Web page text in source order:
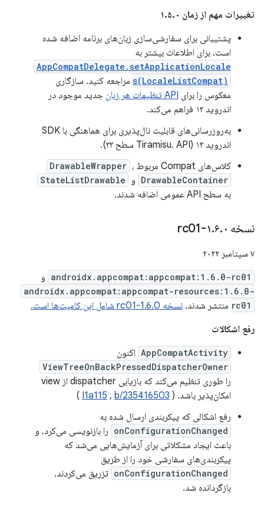
تغییرات مهم از زمان ۱.۵.۰
پشتیبانی برای سفارشی‌سازی زبان‌های برنامه اضافه شده
است. برای اطلاعات بیشتر به
AppCompatDelegate.setApplicationLocale
s(LocaleListCompat) مراجعه کنید. سازگاری
معکوس را برای API تنظیمات هر زبان
جدید موجود در
اندروید ۱۳ فراهم می‌کند.
به‌روزرسانی‌های قابلیت نال‌پذیری برای هماهنگی با SDK
اندروید ۱۳ (Tiramisu، API سطح ۳۳).
کلاس‌های Compat مربوط
DrawableWrapper ،
DrawableContainer و StateListDrawable
به سطح API عمومی اضافه شدند.
نسخه ۱ .۶.۰-rc01
۷ سپتامبر ۲۰۲۲
androidx.appcompat:appcompat:1.6.0-rc01 و
androidx.appcompat:appcompat-resources:1.6.0-
rc01 منتشر شدند. نسخه 1.6.0-rc01 شامل این کامیت‌ها است.
رفع اشکالات
AppCompatActivity اکنون
ViewTreeOnBackPressedDispatcherOwner
را طوری تنظیم می‌کند که بازیابی dispatcher از view
امکان‌پذیر باشد. (
I1a115 , b/235416503
)
رفع اشکالی که پیکربندی ارسال شده به
onConfigurationChanged را بازنویسی می‌کرد، و
باعث ایجاد مشکلاتی برای آزمایش‌هایی می‌شد که
پیکربندی‌های سفارشی خود را از طریق
onConfigurationChanged تزریق می‌کردند،
بازگردانده شد.